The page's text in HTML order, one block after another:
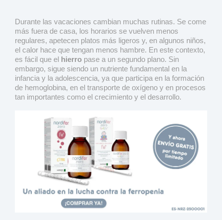
Durante las vacaciones cambian muchas rutinas. Se come
más fuera de casa, los horarios se vuelven menos
regulares, apetecen platos más ligeros y, en algunos niños,
el calor hace que tengan menos hambre. En este contexto,
es fácil que el hierro pase a un segundo plano. Sin
embargo, sigue siendo un nutriente fundamental en la
infancia y la adolescencia, ya que participa en la formación
de hemoglobina, en el transporte de oxígeno y en procesos
tan importantes como el crecimiento y el desarrollo.